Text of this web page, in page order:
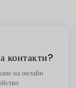
контакти?
на онлайн